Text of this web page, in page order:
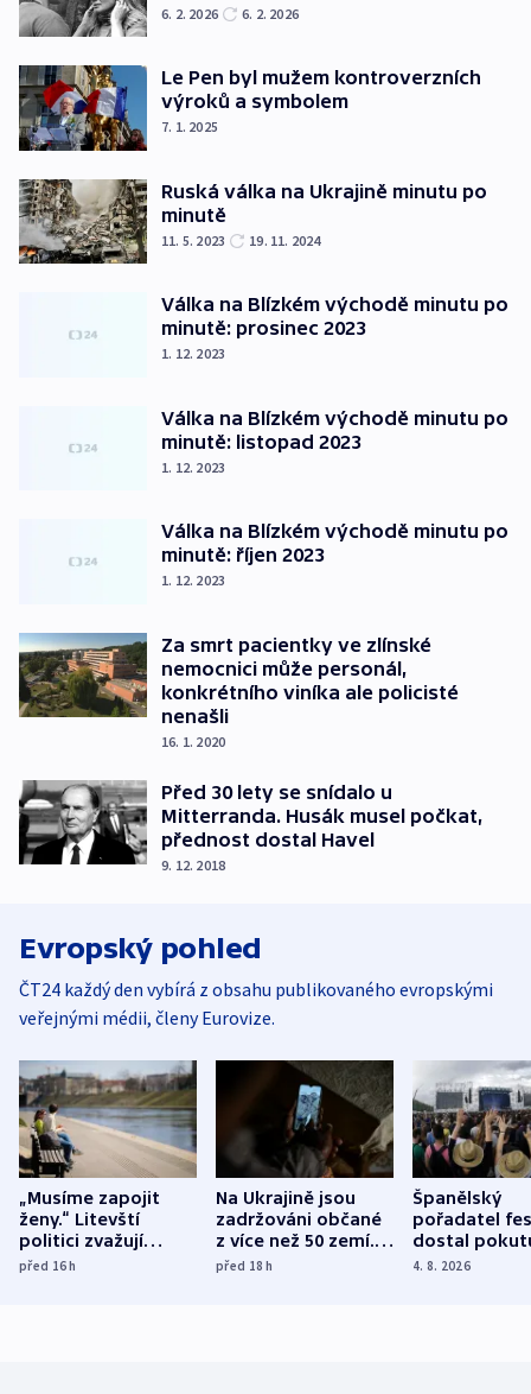
6. 2. 2026 6. 2. 2026
Le Pen byl mužem kontroverzních
výroků a symbolem
7. 1. 2025
Ruská válka na Ukrajině minutu po
minutě
11. 5. 2023 19. 11. 2024
Válka na Blízkém východě minutu po
minutě: prosinec 2023
1. 12. 2023
Válka na Blízkém východě minutu po
minutě: listopad 2023
1. 12. 2023
Válka na Blízkém východě minutu po
minutě: říjen 2023
1. 12. 2023
Za smrt pacientky ve zlínské
nemocnici může personál,
konkrétního viníka ale policisté
nenašli
16. 1. 2020
Před 30 lety se snídalo u
Mitterranda. Husák musel počkat,
přednost dostal Havel
9. 12. 2018
Evropský pohled
ČT24 každý den vybírá z obsahu publikovaného evropskými
veřejnými médii, členy Eurovize.
„Musíme zapojit
ženy.“ Litevští
politici zvažují
dohodu o
před 16h
Na Ukrajině jsou
zadržováni občané
z více než 50 zemí.
Bojovali na straně
před 18h
Španělský
pořadatel
dostal
nekalé
4. 8. 2026